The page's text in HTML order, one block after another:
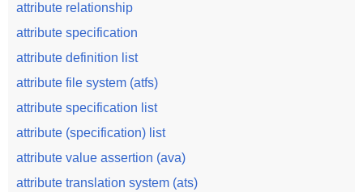
attribute relationship
attribute specification
attribute definition list
attribute file system (atfs)
attribute specification list
attribute (specification) list
attribute value assertion (ava)
attribute translation system (ats)